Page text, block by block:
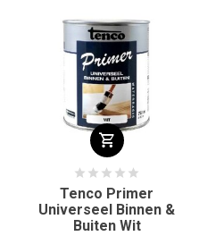
Tenco Primer
Universeel Binnen &
Buiten Wit